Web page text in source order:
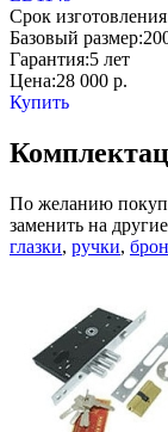
Срок
Базовый размер:
Гарантия:5 лет
Цена:28 000 р.
Купить
По желанию
заменить на
глазки, ручки,